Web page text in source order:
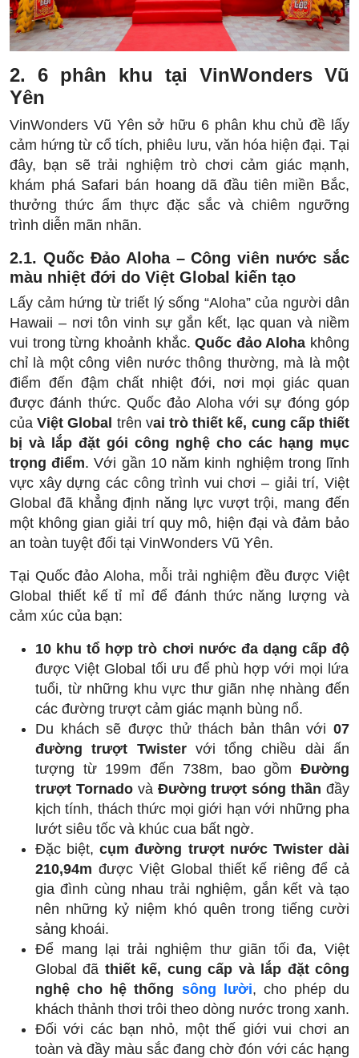
2. 6 phân khu tại VinWonders Vũ
Yên
VinWonders Vũ Yên sở hữu 6 phân khu chủ đề lấy
cảm hứng từ cổ tích, phiêu lưu, văn hóa hiện đại. Tại
đây, bạn sẽ trải nghiệm trò chơi cảm giác mạnh,
khám phá Safari bán hoang dã đầu tiên miền Bắc,
thưởng thức ẩm thực đặc sắc và chiêm ngưỡng
trình diễn mãn nhãn.
2.1. Quốc Đảo Aloha – Công viên nước sắc
màu nhiệt đới do Việt Global kiến tạo
Lấy cảm hứng từ triết lý sống “Aloha” của người dân
Hawaii – nơi tôn vinh sự gắn kết, lạc quan và niềm
vui trong từng khoảnh khắc.Quốc đảo Aloha không
chỉ là một công viên nước thông thường, mà là một
điểm đến đậm chất nhiệt đới, nơi mọi giác quan
được đánh thức. Quốc đảo Aloha với sự đóng góp
củaViệt Global trên vai trò thiết kế, cung cấp thiết
bị và lắp đặt gói công nghệ cho các hạng mục
trọng điểm. Với gần 10 năm kinh nghiệm trong lĩnh
vực xây dựng các công trình vui chơi – giải trí, Việt
Global đã khẳng định năng lực vượt trội, mang đến
một không gian giải trí quy mô, hiện đại và đảm bảo
an toàn tuyệt đối tại VinWonders Vũ Yên.
Tại Quốc đảo Aloha, mỗi trải nghiệm đều được Việt
Global thiết kế tỉ mỉ để đánh thức năng lượng và
cảm xúc của bạn:
10 khu tổ hợp trò chơi nước đa dạng cấp độ
được Việt Global tối ưu để phù hợp với mọi lứa
tuổi, từ những khu vực thư giãn nhẹ nhàng đến
các đường trượt cảm giác mạnh bùng nổ.
Du khách sẽ được thử thách bản thân với 07
đường trượt Twistervới tổng chiều dài ấn
tượng từ 199m đến 738m, bao gồm Đường
trượt Tornadovà Đường trượt sóng thần đầy
kịch tính, thách thức mọi giới hạn với những pha
lướt siêu tốc và khúc cua bất ngờ.
Đặc biệt,cụm đường trượt nước Twister dài
210,94m được Việt Global thiết kế riêng để cả
gia đình cùng nhau trải nghiệm, gắn kết và tạo
nên những kỷ niệm khó quên trong tiếng cười
sảng khoái.
Để mang lại trải nghiệm thư giãn tối đa, Việt
Global đã thiết kế, cung cấp và lắp đặt công
nghệ cho hệ thống sông lười, cho phép du
khách thảnh thơi trôi theo dòng nước trong xanh.
Đối với các bạn nhỏ, một thế giới vui chơi an
toàn và đầy màu sắc đang chờ đón với các hạng